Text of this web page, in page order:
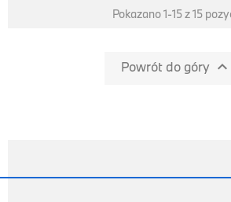
Pokazano 1-15 z 15
Powrót do góry 